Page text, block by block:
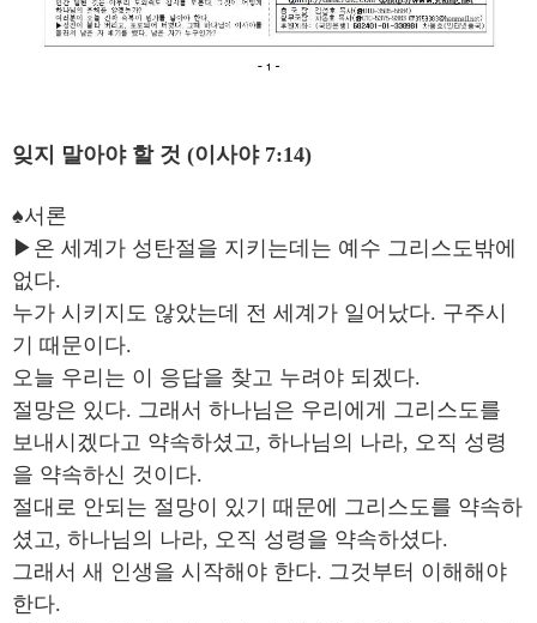
잊지 말아야 할 것 (이사야 7:14)
♠서론
▶온 세계가 성탄절을 지키는데는 예수 그리스도밖에
없다.
누가 시키지도 않았는데 전 세계가 일어났다. 구주시
기 때문이다.
오늘 우리는 이 응답을 찾고 누려야 되겠다.
절망은 있다. 그래서 하나님은 우리에게 그리스도를
보내시겠다고 약속하셨고, 하나님의 나라, 오직 성령
을 약속하신 것이다.
절대로 안되는 절망이 있기 때문에 그리스도를 약속하
셨고, 하나님의 나라, 오직 성령을 약속하셨다.
그래서 새 인생을 시작해야 한다. 그것부터 이해해야
한다.